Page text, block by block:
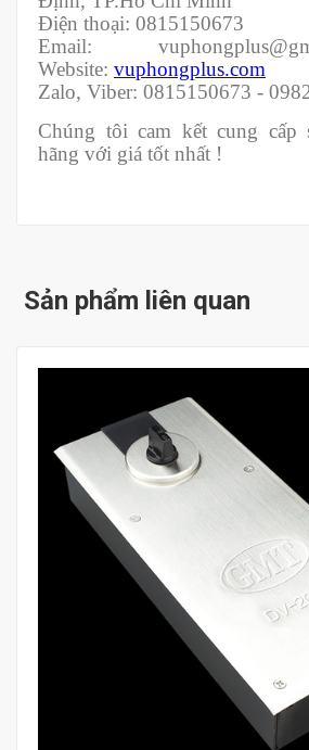
Điện thoại: 0815150673
Email:
Website: vuphongplus.com
Zalo, Viber: 0815150673 -
Chúng tôi cam kết cung cấp
hãng với giá tốt nhất !
Sản phẩm liên quan
Mua hàng